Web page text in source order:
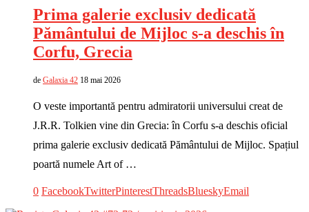
Prima galerie exclusiv dedicată
Pământului de Mijloc s-a deschis în
Corfu, Grecia
de Galaxia 42 18 mai 2026
O veste importantă pentru admiratorii universului creat de
J.R.R. Tolkien vine din Grecia: în Corfu s-a deschis oficial
prima galerie exclusiv dedicată Pământului de Mijloc. Spațiul
poartă numele Art of …
0 FacebookTwitterPinterestThreadsBlueskyEmail